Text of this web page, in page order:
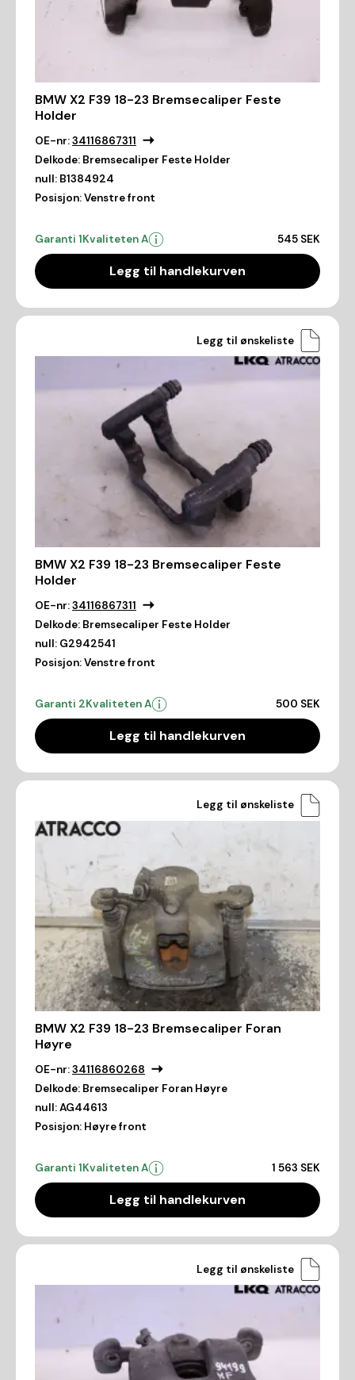
BMW X2 F39 18-23 Bremsecaliper Feste
Holder
OE-nr:34116867311
Delkode: Bremsecaliper Feste Holder
null: B1384924
Posisjon:Venstre front
Garanti 1Kvaliteten A 545 SEK
Legg til handlekurven
Legg til ønskeliste
BMW X2 F39 18-23 Bremsecaliper Feste
Holder
OE-nr:34116867311
Delkode: Bremsecaliper Feste Holder
null: G2942541
Posisjon:Venstre front
Garanti 2Kvaliteten A 500 SEK
Legg til handlekurven
Legg til ønskeliste
BMW X2 F39 18-23 Bremsecaliper Foran
Høyre
OE-nr:34116860268
Delkode: Bremsecaliper Foran Høyre
null:AG44613
Posisjon: Høyre front
Garanti 1Kvaliteten A 1 563 SEK
Legg til handlekurven
Legg til ønskeliste